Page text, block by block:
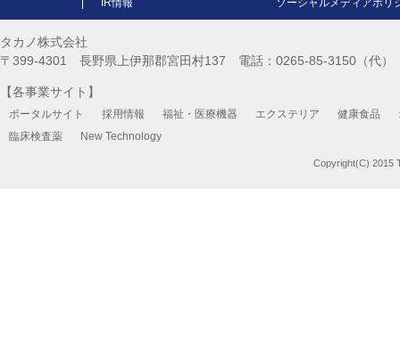
IR情報 ソーシャルメディアポリ
タカノ株式会社
〒399-4301 長野県上伊那郡宮田村137 電話：0265-85-3150（代
【各事業サイト】
ポータルサイト 採用情報 福祉・医療機器 エクステリア 健康食品
臨床検査薬
New Technology
Copyright(C) 2015